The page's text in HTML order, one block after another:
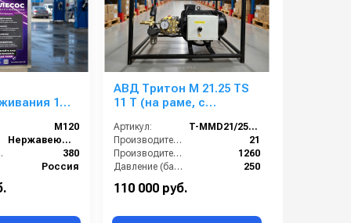
1
М120
Нержавеющая Сталь
380
Россия
АВД Тритон M 21.25 TS
11 T (на раме, с
электрикой и
теплозащитой)
Артикул:
T-MMD21/250R
Производительность (л/мин):
21
Производительность (л/ч):
1260
Давление (бар):
250
Напряжение (В):
Страна-производитель:
110 000 руб.